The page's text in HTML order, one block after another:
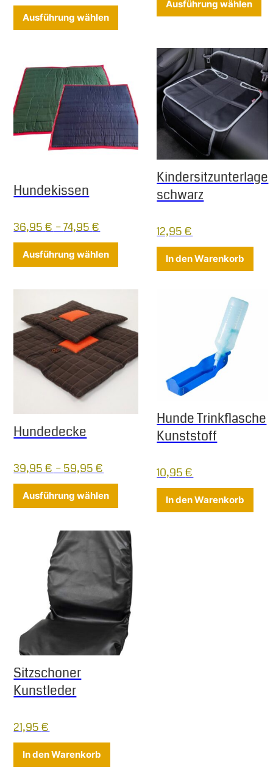
Ausführung wählen Dieses Produkt weist mehrere
Ausführung wählen
Hundekissen
36,95€ –74,95€
Ausführung wählen Dieses Produkt weist mehrere
Kindersitzunterlage
schwarz
12,95€
In den Warenkorb
Hundedecke
39,95€ –59,95€
Ausführung wählen Dieses Produkt weist mehrere
Hunde Trinkflasche
Kunststoff
10,95€
In den Warenkorb
Sitzschoner
Kunstleder
21,95€
In den Warenkorb